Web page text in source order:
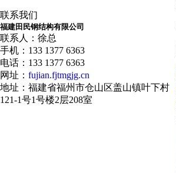
联系我们
福建田民钢结构有限公司
联系人：徐总
手机：133 1377 6363
电话：133 1377 6363
网址： fujian.fjtmgjg.cn
地址：福建省福州市仓山区盖山镇叶下村
121-1号1号楼2层208室